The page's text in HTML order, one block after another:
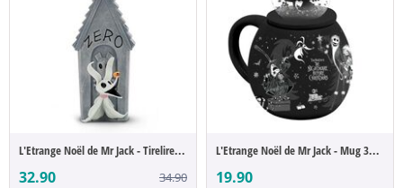
L'Etrange Noël de Mr Jack - Tirelire Zéro
32.90 34.90
L'Etrange Noël de Mr Jack - Mug 3D Jack S...
19.90